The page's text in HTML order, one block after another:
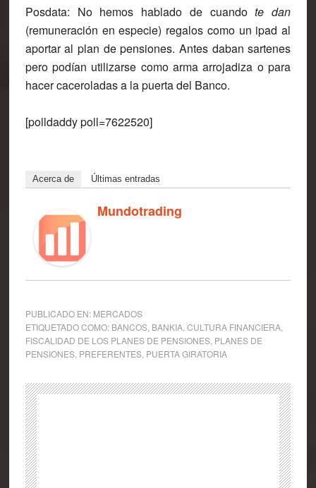
Posdata: No hemos hablado de cuandote dan
(remuneración en especie) regalos como un ipad al
aportar al plan de pensiones. Antes daban sartenes
pero podían utilizarse como arma arrojadiza o para
hacer caceroladas a la puerta del Banco.
[polldaddy poll=7622520]
Acerca de Últimas entradas
Mundotrading
PUBLICADO EN: MERCADOS
ETIQUETADO COMO: BANCOS, BANKIA, CULTURA FINANCIERA,
FISCALIDAD DE LOS PLANES DE PENSIONES, PLANES DE
PENSIONES, PREFERENTES, PUERTA GIRATORIA